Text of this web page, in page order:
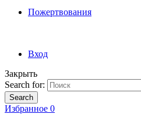
Пожертвования
Вход
Закрыть
Search for:
Search
Избранное 0